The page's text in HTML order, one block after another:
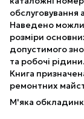
обслуговування
Наведено
розміри
допустимого
та робочі рідини.
Книга
ремонтних
М'яка